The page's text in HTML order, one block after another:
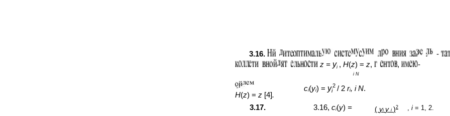
3.16.
-
z = yi , H(z) = z, , -
i N
H(z) = z [4].
ci(yi) = yi
2 / 2 ri, i N.
3.17. 3.16, ci(y) = ( yi y i )2 , i = 1, 2.